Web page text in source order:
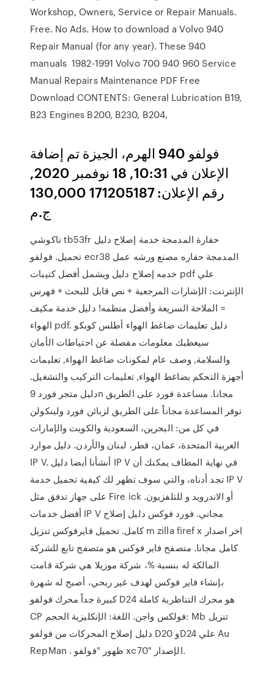
Workshop, Owners, Service or Repair Manuals.
Free. No Ads. How to download a Volvo 940
Repair Manual (for any year). These 940
manuals 1982-1991 Volvo 700 940 960 Service
Manual Repairs Maintenance PDF Free
Download CONTENTS: General Lubrication B19,
B23 Engines B200, B230, B204,
فولفو 940 الهرم، الجيزة تم إضافة
الإعلان في 10:31, 18 نوفمبر 2020,
رقم الإعلان: 171205187 130,000
ج.م
تاكوشي tb53fr حفارة المدمجة خدمة إصلاح دليل
تحميل. فولفو ecr38 المدمجة حفاره مصنع ورشه عمل
خدمه إصلاح دليل ويشمل أفضل كتيبات pdf علي
الإنترنت: الإشارات المرجعية + نص قابل للبحث + فهرس
= الملاحة السريعة وأفضل منظمه! دليل خدمة مكيف
الهواء pdf. دليل تعليمات ضاغط الهواء أطلس كوبكو
سيعطيك معلومات مفصلة عن احتياطات الأمان
والسلامة, وصف عام لمكونات ضاغط الهواء, تعليمات
أجهزة التحكم بضاغط الهواء, تعليمات التركيب والتشغيل.
دليل متجر فورد 9n مجانا. مساعدة فورد على الطريق
توفر المساعدة مجاناً على الطريق لزبائن فورد ولينكولن
في كل من: البحرين، السعودية والكويت والإمارات
العربية المتحدة، عمان، قطر، لبنان والأردن. دليل موارد
IP V. أنشأنا أيضا دليل IP V في نهاية المطاف يمكنك أن
تجد أدناه، والتي سوف تظهر لك كيفية تحميل خدمة IP V
على جهاز تدفق مثل Fire ick أو الاندرويد و للتلفزيون.
أفضل خدمات IP V مجاني. فورد فوكس دليل إصلاح
كامل. تحميل فايرفوكس تنزيل m zilla firef x اخر اصدار
كامل مجانا. متصفح فاير فوكس هو متصفح تابع للشركة
المالكة له بنسبة %، شركة موزيلا هي شركة قامت
بإنشاء فاير فوكس لهدف غير ربحي، أصبح له شهرة
كبيرة جداً محرك فولفو D24 هو محرك التناظرية كاملة
CP فولكس واجن. اللغة: الإنكليزية الحجم: Mb تنزيل
دليل إصلاح المحركات من فولفو D20 وD24 علي Au
RepMan . ظهور "فولفو xc70" الإصدار.